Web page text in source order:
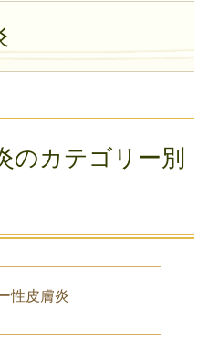
のカテゴリー別
性皮膚炎